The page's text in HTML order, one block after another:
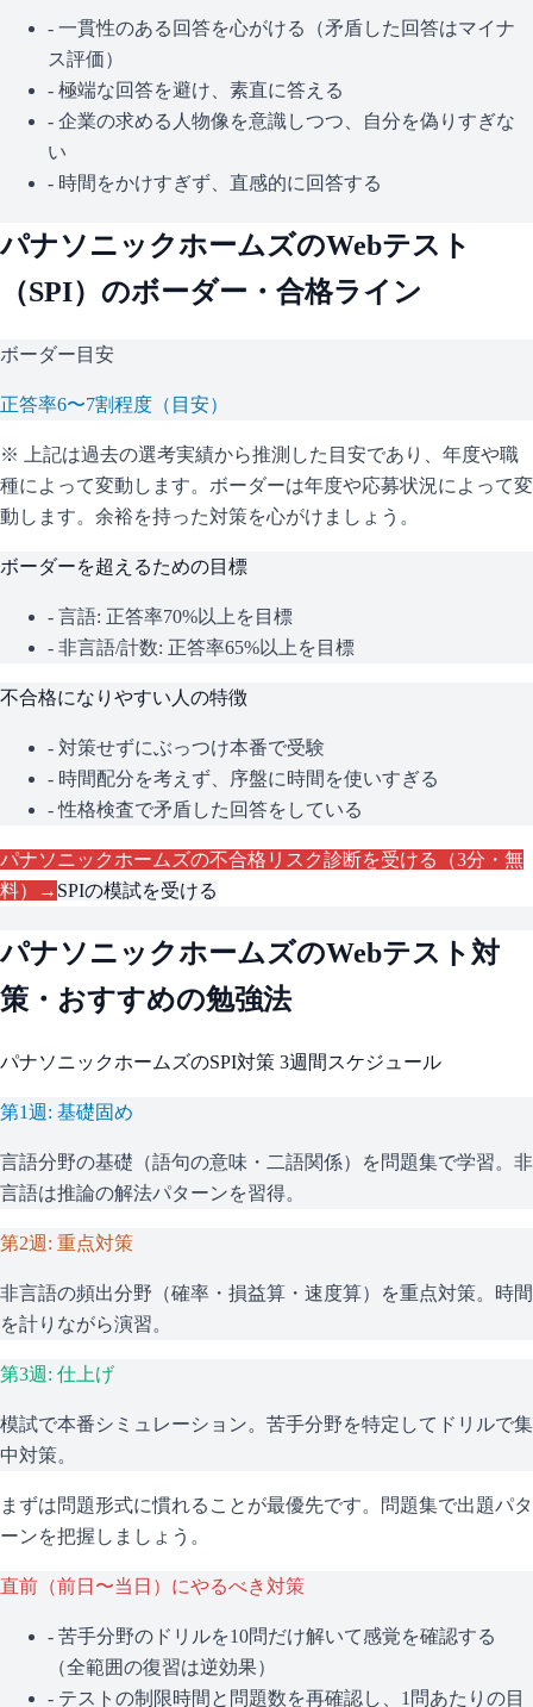
- 一貫性のある回答を心がける（矛盾した回答はマイナ
ス評価）
- 極端な回答を避け、素直に答える
- 企業の求める人物像を意識しつつ、自分を偽りすぎな
い
- 時間をかけすぎず、直感的に回答する
パナソニックホームズのWebテスト
（SPI）のボーダー・合格ライン
ボーダー目安
正答率6〜7割程度（目安）
※ 上記は過去の選考実績から推測した目安であり、年度や職
種によって変動します。 ボーダーは年度や応募状況によって変
動します。余裕を持った対策を心がけましょう。
ボーダーを超えるための目標
- 言語: 正答率70%以上を目標
- 非言語/計数: 正答率65%以上を目標
不合格になりやすい人の特徴
- 対策せずにぶっつけ本番で受験
- 時間配分を考えず、序盤に時間を使いすぎる
- 性格検査で矛盾した回答をしている
パナソニックホームズの不合格リスク診断を受ける（3分・無
料）→ SPIの模試を受ける
パナソニックホームズのWebテスト対
策・おすすめの勉強法
パナソニックホームズのSPI対策 3週間スケジュール
第1週: 基礎固め
言語分野の基礎（語句の意味・二語関係）を問題集で学習。非
言語は推論の解法パターンを習得。
第2週: 重点対策
非言語の頻出分野（確率・損益算・速度算）を重点対策。時間
を計りながら演習。
第3週: 仕上げ
模試で本番シミュレーション。苦手分野を特定してドリルで集
中対策。
まずは問題形式に慣れることが最優先です。問題集で出題パタ
ーンを把握しましょう。
直前（前日〜当日）にやるべき対策
- 苦手分野のドリルを10問だけ解いて感覚を確認する
（全範囲の復習は逆効果）
- テストの制限時間と問題数を再確認し、1問あたりの目